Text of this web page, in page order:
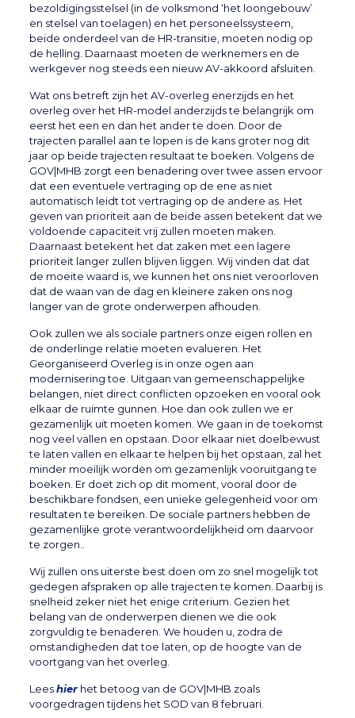
bezoldigingsstelsel (in de volksmond ‘het loongebouw’
en stelsel van toelagen) en het personeelssysteem,
beide onderdeel van de HR-transitie, moeten nodig op
de helling. Daarnaast moeten de werknemers en de
werkgever nog steeds een nieuw AV-akkoord afsluiten.
Wat ons betreft zijn het AV-overleg enerzijds en het
overleg over het HR-model anderzijds te belangrijk om
eerst het een en dan het ander te doen. Door de
trajecten parallel aan te lopen is de kans groter nog dit
jaar op beide trajecten resultaat te boeken. Volgens de
GOV|MHB zorgt een benadering over twee assen ervoor
dat een eventuele vertraging op de ene as niet
automatisch leidt tot vertraging op de andere as. Het
geven van prioriteit aan de beide assen betekent dat we
voldoende capaciteit vrij zullen moeten maken.
Daarnaast betekent het dat zaken met een lagere
prioriteit langer zullen blijven liggen. Wij vinden dat dat
de moeite waard is, we kunnen het ons niet veroorloven
dat de waan van de dag en kleinere zaken ons nog
langer van de grote onderwerpen afhouden.
Ook zullen we als sociale partners onze eigen rollen en
de onderlinge relatie moeten evalueren. Het
Georganiseerd Overleg is in onze ogen aan
modernisering toe. Uitgaan van gemeenschappelijke
belangen, niet direct conflicten opzoeken en vooral ook
elkaar de ruimte gunnen. Hoe dan ook zullen we er
gezamenlijk uit moeten komen. We gaan in de toekomst
nog veel vallen en opstaan. Door elkaar niet doelbewust
te laten vallen en elkaar te helpen bij het opstaan, zal het
minder moeilijk worden om gezamenlijk vooruitgang te
boeken. Er doet zich op dit moment, vooral door de
beschikbare fondsen, een unieke gelegenheid voor om
resultaten te bereiken. De sociale partners hebben de
gezamenlijke grote verantwoordelijkheid om daarvoor
te zorgen..
Wij zullen ons uiterste best doen om zo snel mogelijk tot
gedegen afspraken op alle trajecten te komen. Daarbij is
snelheid zeker niet het enige criterium. Gezien het
belang van de onderwerpen dienen we die ook
zorgvuldig te benaderen. We houden u, zodra de
omstandigheden dat toe laten, op de hoogte van de
voortgang van het overleg.
Leeshierhet betoog van de GOV|MHB zoals
voorgedragen tijdens het SOD van 8 februari.